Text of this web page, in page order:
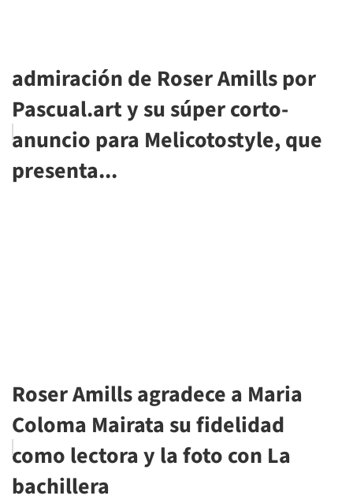
admiración de Roser Amills por
Pascual.art y su súper corto-
anuncio para Melicotostyle, que
presenta...
Roser Amills agradece a Maria
Coloma Mairata su fidelidad
como lectora y la foto con La
bachillera